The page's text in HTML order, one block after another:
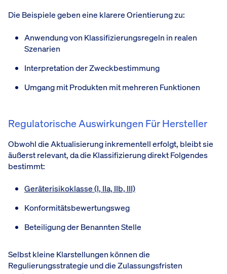
Die Beispiele geben eine klarere Orientierung zu:
Anwendung von Klassifizierungsregeln in realen
Szenarien
Interpretation der Zweckbestimmung
Umgang mit Produkten mit mehreren Funktionen
Regulatorische Auswirkungen Für Hersteller
Obwohl die Aktualisierung inkrementell erfolgt, bleibt sie
äußerst relevant, da die Klassifizierung direkt Folgendes
bestimmt:
Geräterisikoklasse (I, IIa, IIb, III)
Konformitätsbewertungsweg
Beteiligung der Benannten Stelle
Selbst kleine Klarstellungen können die
Regulierungsstrategie und die Zulassungsfristen